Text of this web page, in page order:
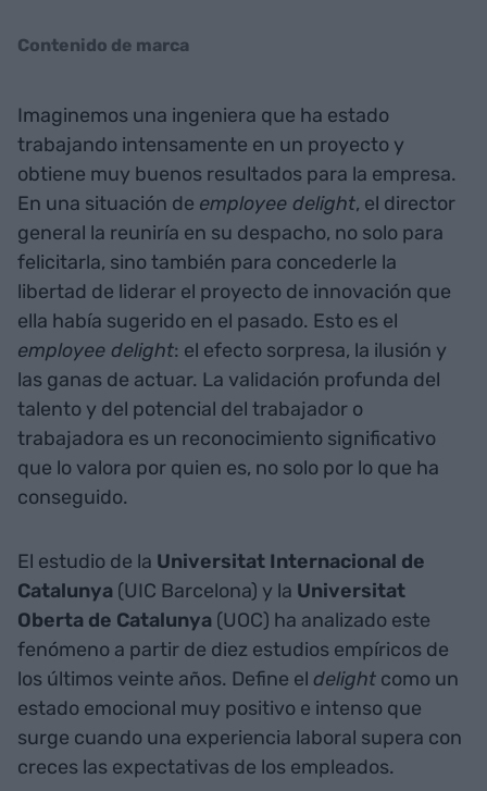
Contenido de marca
Imaginemos una ingeniera que ha estado
trabajando intensamente en un proyecto y
obtiene muy buenos resultados para la empresa.
En una situación de employee delight, el director
general la reuniría en su despacho, no solo para
felicitarla, sino también para concederle la
libertad de liderar el proyecto de innovación que
ella había sugerido en el pasado. Esto es el
employee delight: el efecto sorpresa, la ilusión y
las ganas de actuar. La validación profunda del
talento y del potencial del trabajador o
trabajadora es un reconocimiento significativo
que lo valora por quien es, no solo por lo que ha
conseguido.
El estudio de la Universitat Internacional de
Catalunya (UIC Barcelona) y la Universitat
Oberta de Catalunya (UOC) ha analizado este
fenómeno a partir de diez estudios empíricos de
los últimos veinte años. Define el delight como un
estado emocional muy positivo e intenso que
surge cuando una experiencia laboral supera con
creces las expectativas de los empleados.